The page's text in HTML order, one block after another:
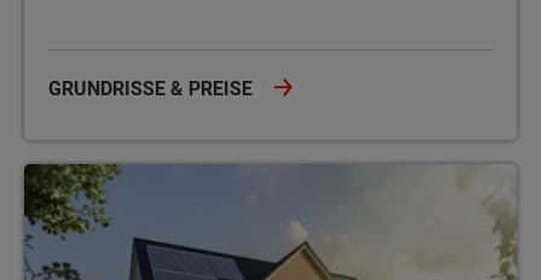
GRUNDRISSE & PREISE
Einfamilienhäuser